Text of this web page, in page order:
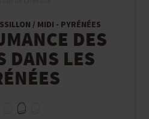
/ MIDI - PYRÉNÉES
DES
DANS LES